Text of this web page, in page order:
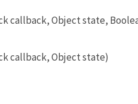
callback, Object state,
callback, Object state)